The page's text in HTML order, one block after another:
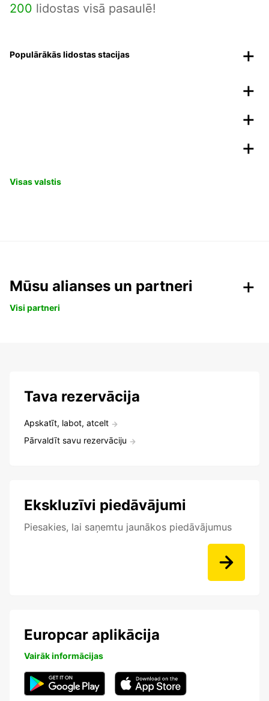
200 lidostas visā pasaulē!
Populārākās lidostas stacijas
Visas valstis
Mūsu alianses un partneri
Visi partneri
Tava rezervācija
Apskatīt, labot, atcelt
Pārvaldīt savu rezervāciju
Ekskluzīvi piedāvājumi
Piesakies, lai saņemtu jaunākos piedāvājumus
Europcar aplikācija
Vairāk informācijas